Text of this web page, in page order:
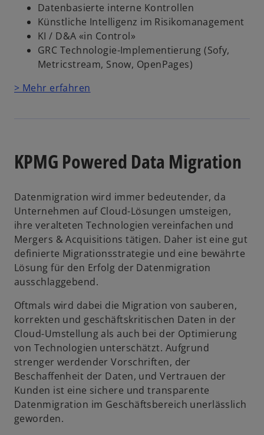
Datenbasierte interne Kontrollen
Künstliche Intelligenz im Risikomanagement
KI / D&A «in Control»
GRC Technologie-Implementierung (Sofy,
Metricstream, Snow, OpenPages)
> Mehr erfahren
KPMG Powered Data Migration
Datenmigration wird immer bedeutender, da
Unternehmen auf Cloud-Lösungen umsteigen,
ihre veralteten Technologien vereinfachen und
Mergers & Acquisitions tätigen. Daher ist eine gut
definierte Migrationsstrategie und eine bewährte
Lösung für den Erfolg der Datenmigration
ausschlaggebend.
Oftmals wird dabei die Migration von sauberen,
korrekten und geschäftskritischen Daten in der
Cloud-Umstellung als auch bei der Optimierung
von Technologien unterschätzt. Aufgrund
strenger werdender Vorschriften, der
Beschaffenheit der Daten, und Vertrauen der
Kunden ist eine sichere und transparente
Datenmigration im Geschäftsbereich unerlässlich
geworden.